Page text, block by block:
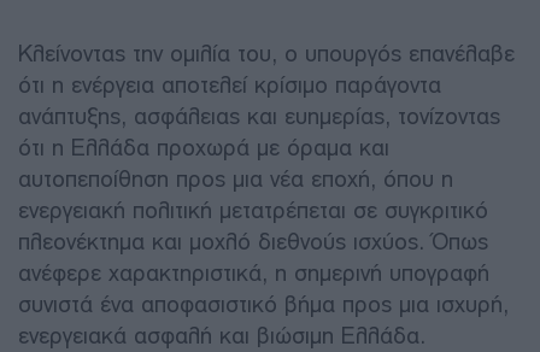
Κλείνοντας την ομιλία του, ο υπουργός επανέλαβε
ότι η ενέργεια αποτελεί κρίσιμο παράγοντα
ανάπτυξης, ασφάλειας και ευημερίας, τονίζοντας
ότι η Ελλάδα προχωρά με όραμα και
αυτοπεποίθηση προς μια νέα εποχή, όπου η
ενεργειακή πολιτική μετατρέπεται σε συγκριτικό
πλεονέκτημα και μοχλό διεθνούς ισχύος. Όπως
ανέφερε χαρακτηριστικά, η σημερινή υπογραφή
συνιστά ένα αποφασιστικό βήμα προς μια ισχυρή,
ενεργειακά ασφαλή και βιώσιμη Ελλάδα.